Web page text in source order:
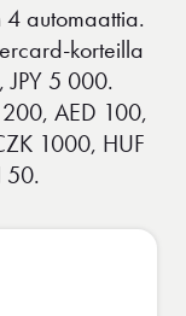
4 automaattia.
korteilla
5 000.
200, AED 100,
1000, HUF
50.